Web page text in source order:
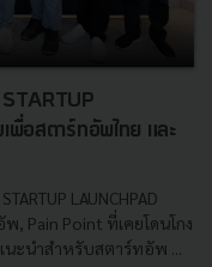
พื่อสตาร์ทอัพไทย และ
LAUNCHPAD
, Pain Point ที่เคยโดนโกง
ะนำสำหรับสตาร์ทอัพ ...